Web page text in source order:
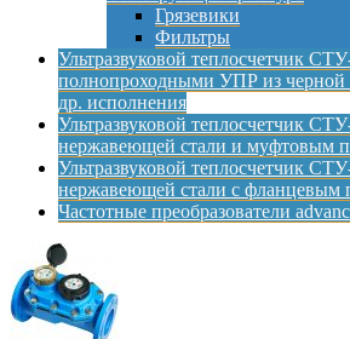
Грязевики
Фильтры
Ультразвуковой теплосчетчик
полнопроходными УПР из черной
др. исполнения
Ультразвуковой теплосчетчик
нержавеющей стали и муфтовым
Ультразвуковой теплосчетчик
нержавеющей стали с фланцевым
Частотные преобразователи